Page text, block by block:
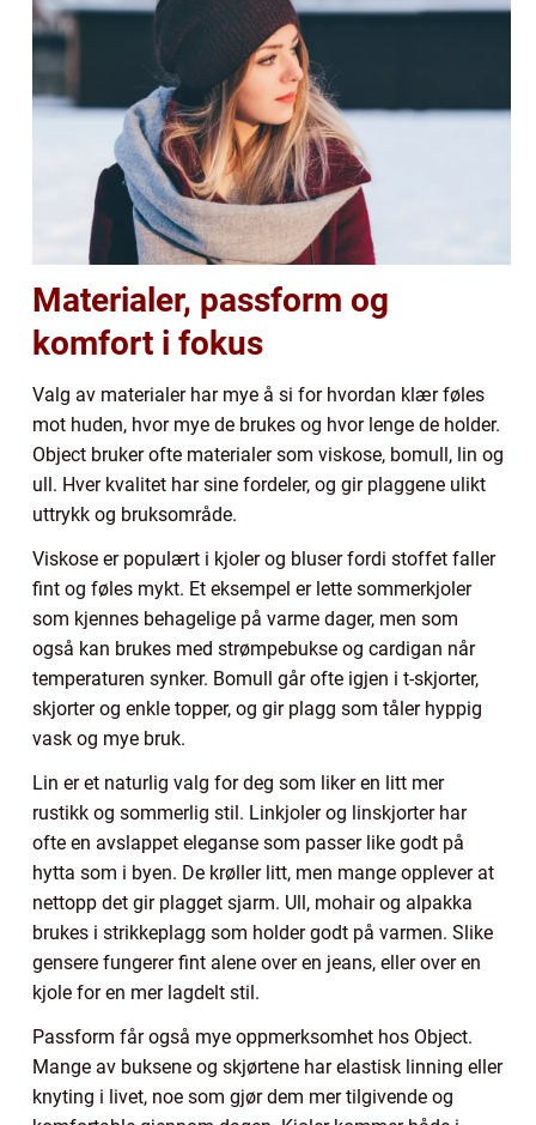
Materialer, passform og
komfort i fokus
Valg av materialer har mye å si for hvordan klær føles
mot huden, hvor mye de brukes og hvor lenge de holder.
Object bruker ofte materialer som viskose, bomull, lin og
ull. Hver kvalitet har sine fordeler, og gir plaggene ulikt
uttrykk og bruksområde.
Viskose er populært i kjoler og bluser fordi stoffet faller
fint og føles mykt. Et eksempel er lette sommerkjoler
som kjennes behagelige på varme dager, men som
også kan brukes med strømpebukse og cardigan når
temperaturen synker. Bomull går ofte igjen i t-skjorter,
skjorter og enkle topper, og gir plagg som tåler hyppig
vask og mye bruk.
Lin er et naturlig valg for deg som liker en litt mer
rustikk og sommerlig stil. Linkjoler og linskjorter har
ofte en avslappet eleganse som passer like godt på
hytta som i byen. De krøller litt, men mange opplever at
nettopp det gir plagget sjarm. Ull, mohair og alpakka
brukes i strikkeplagg som holder godt på varmen. Slike
gensere fungerer fint alene over en jeans, eller over en
kjole for en mer lagdelt stil.
Passform får også mye oppmerksomhet hos Object.
Mange av buksene og skjørtene har elastisk linning eller
knyting i livet, noe som gjør dem mer tilgivende og